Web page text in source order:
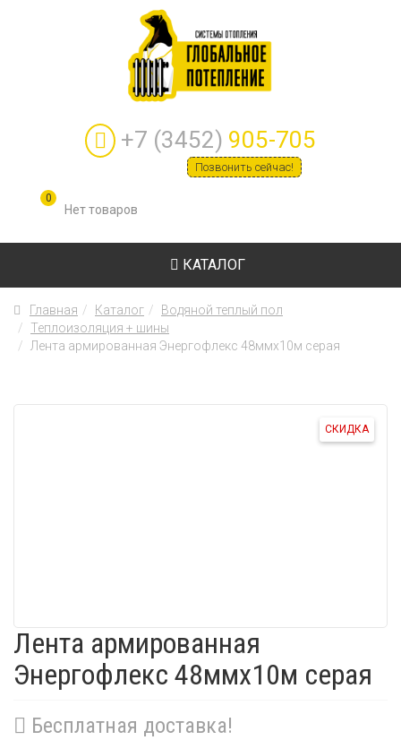
+7 (3452) 905-705
Позвонить сейчас!
0
КАТАЛОГ
Главная Каталог
Водяной теплый пол
Теплоизоляция + шины
Лента армированная Энергофлекс 48ммх10м серая
СКИДКА
Лента армированная
Энергофлекс 48ммх10м серая
Бесплатная доставка!